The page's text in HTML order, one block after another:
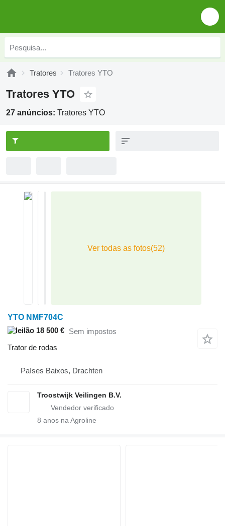
Tratores Tratores YTO
Tratores YTO
27 anúncios: Tratores YTO
YTO NMF704C
18 500 € Sem impostos
Trator de rodas
Países Baixos, Drachten
Troostwijk Veilingen B.V.
8 anos na Agroline